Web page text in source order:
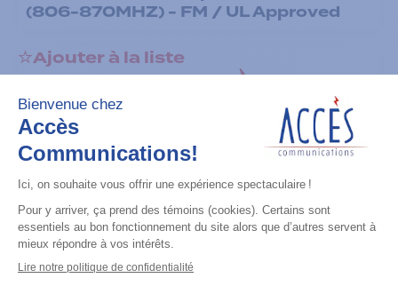
(806-870MHZ) - FM / UL Approved
Ajouter à la liste